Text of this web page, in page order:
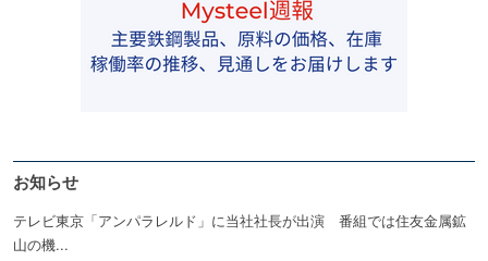
お知らせ
テレビ東京「アンパラレルド」に当社社長が出演 番組では住友金属鉱
山の機...